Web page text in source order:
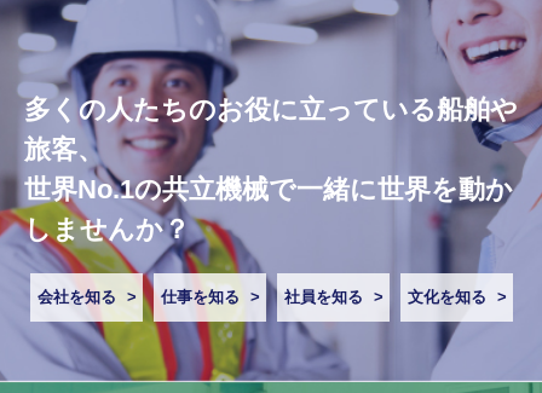
多くの人たちのお役に立っている船舶や
旅客、
世界No.1の共立機械で一緒に世界を動か
しませんか？
会社を知る 仕事を知る 社員を知る 文化を知る